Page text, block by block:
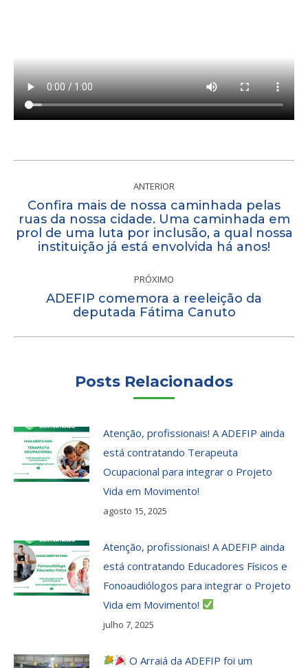
post:
ANTERIOR
Post
anterior:
Confira mais de nossa caminhada pelas
ruas da nossa cidade. Uma caminhada em
prol de uma luta por inclusão, a qual nossa
instituição já está envolvida há anos!
PRÓXIMO
Próximo
ADEFIP comemora a reeleição da
deputada Fátima Canuto
Posts Relacionados
Atenção, profissionais! A ADEFIP ainda
está contratando Terapeuta
Ocupacional para integrar o Projeto
Vida em Movimento!
agosto 15, 2025
Atenção, profissionais! A ADEFIP ainda
está contratando Educadores Físicos e
Fonoaudiólogos para integrar o Projeto
Vida em Movimento!
julho 7, 2025
O Arraiá da ADEFIP foi um